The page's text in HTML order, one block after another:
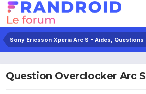
Question Overclocker Arc S